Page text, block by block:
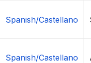
Spanish/Castellano
Spanish/Castellano